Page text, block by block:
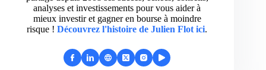
analyses et investissements pour vous aider à
mieux investir et gagner en bourse à moindre
risque ! Découvrez l'histoire de Julien Flot ici.